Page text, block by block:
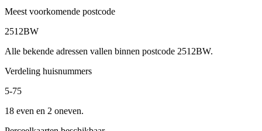
Meest voorkomende postcode
2512BW
Alle bekende adressen vallen binnen postcode 2512BW.
Verdeling huisnummers
5-75
18 even en 2 oneven.